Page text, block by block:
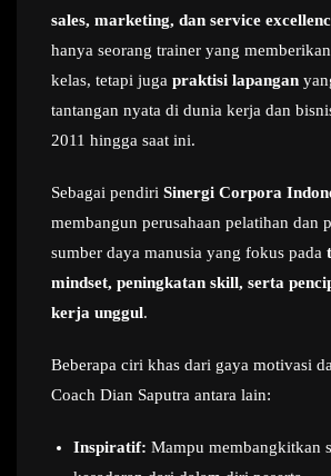
sales, marketing, dan service
hanya seorang trainer yang
kelas, tetapi juga praktisi lapangan
tantangan nyata di dunia kerja dan
2011 hingga saat ini.
Sebagai pendiri Sinergi Corpora
membangun perusahaan pelatihan dan
sumber daya manusia yang fokus pada
mindset, peningkatan skill, serta
kerja unggul.
Beberapa ciri khas dari gaya motivasi
Coach Dian Saputra antara lain:
Inspiratif: Mampu membangkitkan